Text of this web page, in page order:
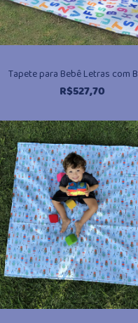
Tapete para Bebê Letras com
R$527,70